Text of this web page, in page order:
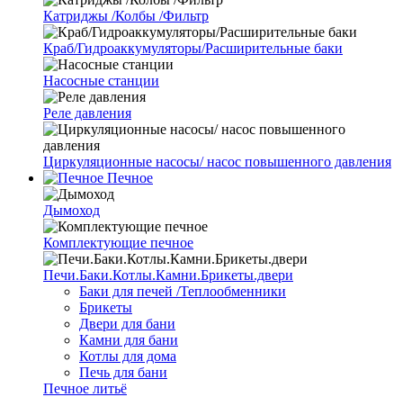
Катриджы /Колбы /Фильтр
Краб/Гидроаккумуляторы/Расширительные баки
Насосные станции
Реле давления
Циркуляционные насосы/ насос повышенного давления
Печное
Дымоход
Комплектующие печное
Печи.Баки.Котлы.Камни.Брикеты.двери
Баки для печей /Теплообменники
Брикеты
Двери для бани
Камни для бани
Котлы для дома
Печь для бани
Печное литьё